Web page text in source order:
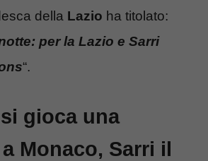
della Lazio ha titolato:
per la Lazio e Sarri
“.
gioca una
Monaco, Sarri il